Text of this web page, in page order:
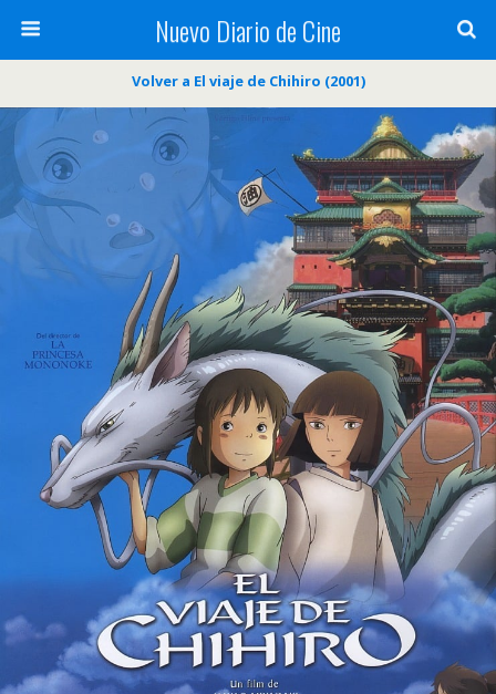
Nuevo Diario de Cine
Volver a El viaje de Chihiro (2001)